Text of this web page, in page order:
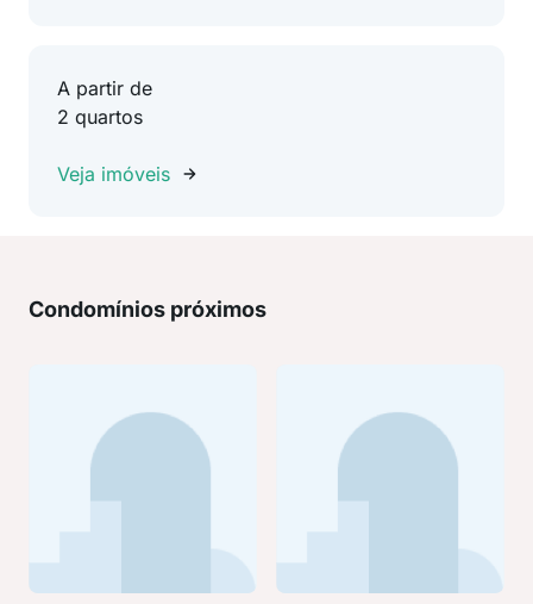
A partir de
2 quartos
Veja imóveis
Condomínios próximos